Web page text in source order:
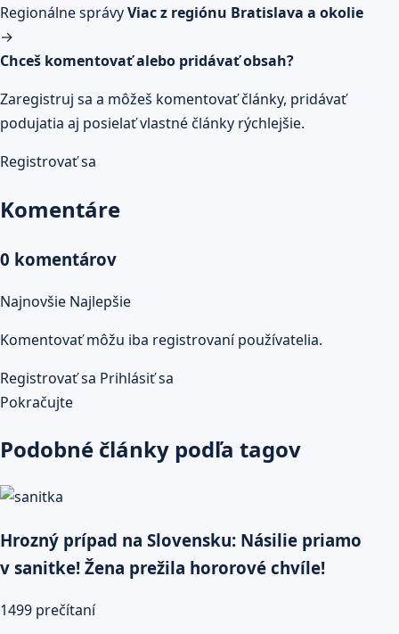
Regionálne správyViac z regiónu Bratislava a okolie
→
Chceš komentovať alebo pridávať obsah?
Zaregistruj sa a môžeš komentovať články, pridávať
podujatia aj posielať vlastné články rýchlejšie.
Registrovať sa
Komentáre
0 komentárov
Najnovšie Najlepšie
Komentovať môžu iba registrovaní používatelia.
Registrovať sa Prihlásiť sa
Pokračujte
Podobné články podľa tagov
Hrozný prípad na Slovensku: Násilie priamo
v sanitke! Žena prežila hororové chvíle!
1499 prečítaní